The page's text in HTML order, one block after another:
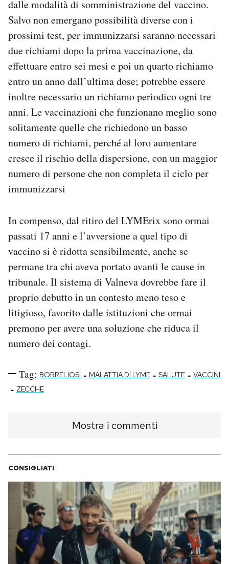
dalle modalità di somministrazione del vaccino.
Salvo non emergano possibilità diverse con i
prossimi test, per immunizzarsi saranno necessari
due richiami dopo la prima vaccinazione, da
effettuare entro sei mesi e poi un quarto richiamo
entro un anno dall’ultima dose; potrebbe essere
inoltre necessario un richiamo periodico ogni tre
anni. Le vaccinazioni che funzionano meglio sono
solitamente quelle che richiedono un basso
numero di richiami, perché al loro aumentare
cresce il rischio della dispersione, con un maggior
numero di persone che non completa il ciclo per
immunizzarsi
In compenso, dal ritiro del LYMErix sono ormai
passati 17 anni e l’avversione a quel tipo di
vaccino si è ridotta sensibilmente, anche se
permane tra chi aveva portato avanti le cause in
tribunale. Il sistema di Valneva dovrebbe fare il
proprio debutto in un contesto meno teso e
litigioso, favorito dalle istituzioni che ormai
premono per avere una soluzione che riduca il
numero dei contagi.
Tag: BORRELIOSI - MALATTIA DI LYME - SALUTE - VACCINI
- ZECCHE
Mostra i commenti
CONSIGLIATI